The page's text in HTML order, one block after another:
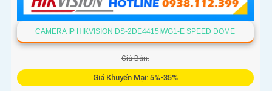
CAMERA IP HIKVISION DS-2DE4415IWG1-E SPEED DOME
Giá Bán:
Giá Khuyến Mại: 5%-35%